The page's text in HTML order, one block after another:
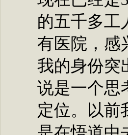
的五千多工
有医院，感
我的身份突
说是一个思
定位。以前